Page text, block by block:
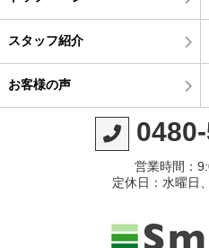
スタッフ紹介
お客様の声
営業時間：
定休日：水曜日